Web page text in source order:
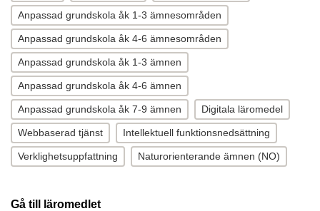
Anpassad grundskola åk 1-3 ämnesområden
Anpassad grundskola åk 4-6 ämnesområden
Anpassad grundskola åk 1-3 ämnen
Anpassad grundskola åk 4-6 ämnen
Anpassad grundskola åk 7-9 ämnen Digitala läromedel
Webbaserad tjänst Intellektuell funktionsnedsättning
Verklighetsuppfattning Naturorienterande ämnen (NO)
Gå till läromedlet